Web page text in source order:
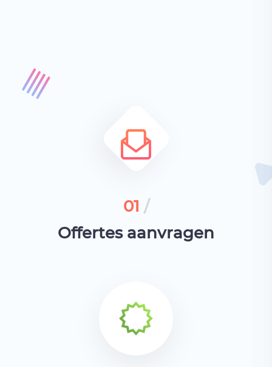
01 /
Offertes aanvragen